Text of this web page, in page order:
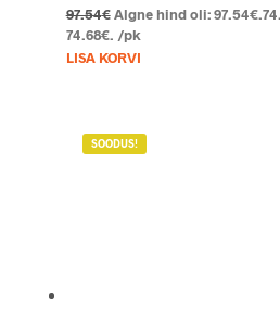
97.54€ Algne hind oli: 97.54€.
74.68€. /pk
LISA KORVI
SOODUS!